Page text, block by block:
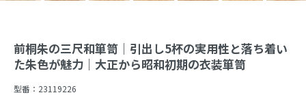
前桐朱の三尺和箪笥｜引出し5杯の実用性と落ち着い
た朱色が魅力｜大正から昭和初期の衣装箪笥
型番： 23119226